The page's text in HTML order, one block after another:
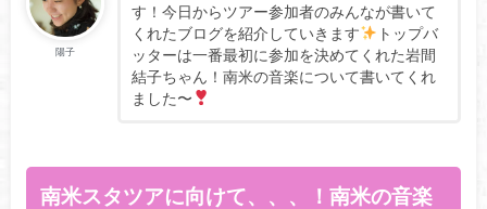
陽子
す！今日からツアー参加者のみんなが書いて
くれたブログを紹介していきます
トップバ
ッターは一番最初に参加を決めてくれた岩間
結子ちゃん！南米の音楽について書いてくれ
ました〜
南米スタツアに向けて、、、！南米の音楽